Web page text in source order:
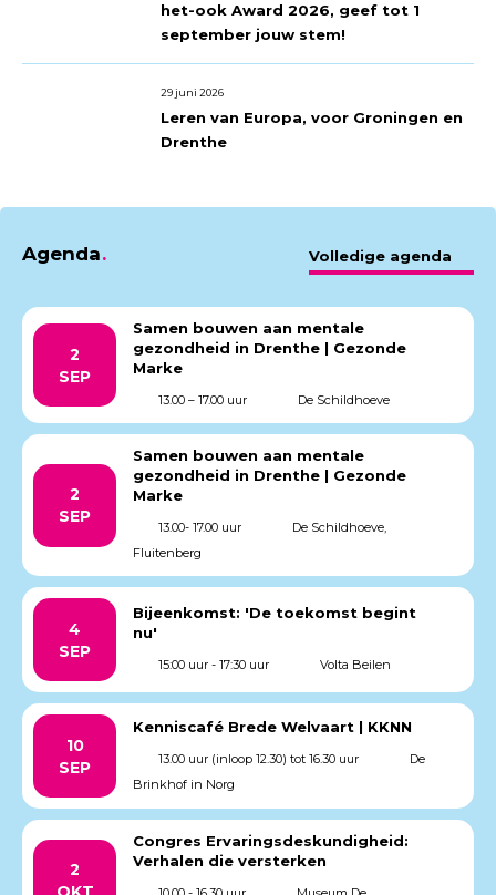
het-ook Award 2026, geef tot 1
september jouw stem!
29 juni 2026
Leren van Europa, voor Groningen en
Drenthe
Agenda Volledige agenda
2
SEP
Samen bouwen aan mentale
gezondheid in Drenthe | Gezonde
Marke
13.00 – 17.00 uur De Schildhoeve
2
SEP
Samen bouwen aan mentale
gezondheid in Drenthe | Gezonde
Marke
13.00- 17.00 uur
De Schildhoeve,
Fluitenberg
4
SEP
Bijeenkomst: 'De toekomst begint
nu'
15:00 uur - 17:30 uur Volta Beilen
10
SEP
Kenniscafé Brede Welvaart | KKNN
13.00 uur (inloop 12.30) tot 16.30 uur
De
Brinkhof in Norg
2
Congres Ervaringsdeskundigheid:
Verhalen die versterken